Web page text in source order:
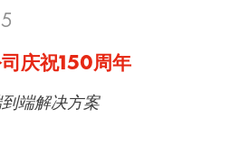
庆祝150周年
端解决方案